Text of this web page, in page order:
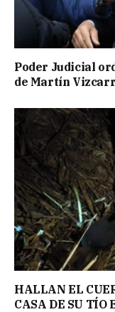
Poder Judicial
de Martín
HALLAN EL
CASA DE SU TÍO